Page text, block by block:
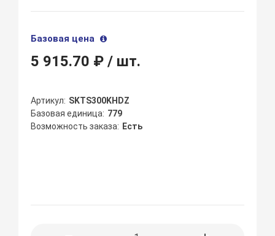
Базовая цена
5 915.70 ₽/ шт.
Артикул
SKTS300KHDZ
Базовая единица 779
Возможность заказа
Есть